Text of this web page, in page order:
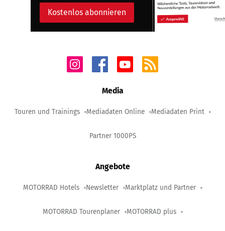
Kostenlos abonnieren
Media
Touren und Trainings Mediadaten Online Mediadaten Print
Partner 1000PS
Angebote
MOTORRAD Hotels Newsletter Marktplatz und Partner
MOTORRAD Tourenplaner MOTORRAD plus